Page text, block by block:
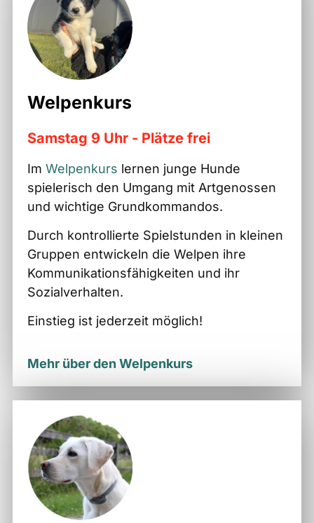
Welpenkurs
Samstag 9 Uhr - Plätze frei
Im Welpenkurs lernen junge Hunde
spielerisch den Umgang mit Artgenossen
und wichtige Grundkommandos.
Durch kontrollierte Spielstunden in kleinen
Gruppen entwickeln die Welpen ihre
Kommunikationsfähigkeiten und ihr
Sozialverhalten.
Einstieg ist jederzeit möglich!
Mehr über den Welpenkurs